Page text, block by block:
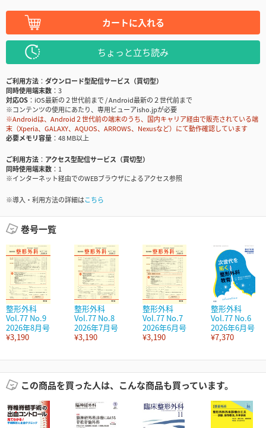
カートに入れる
ちょっと立ち読み
ご利用方法
ダウンロード型配信サービス（買切型）
同時使用端末数
3
対応OS
iOS最新の２世代前まで / Android最新の２世代前まで
※コンテンツの使用にあたり、専用ビューアisho.jpが必要
※Androidは、Android２世代前の端末のうち、国内キャリア経由で販売されている端
末（Xperia、GALAXY、AQUOS、ARROWS、Nexusなど）にて動作確認しています
必要メモリ容量
48 MB以上
ご利用方法
アクセス型配信サービス（買切型）
同時使用端末数
1
※インターネット経由でのWEBブラウザによるアクセス参照
※導入・利用方法の詳細はこちら
巻号一覧
整形外科
Vol.77 No.9
2026年8月号
¥3,190
整形外科
Vol.77 No.8
2026年7月号
¥3,190
整形外科
Vol.77 No.7
2026年6月号
¥3,190
整形外科
Vol.77 No.6
2026年6月号
¥7,370
この商品を買った人は、こんな商品も買っています。